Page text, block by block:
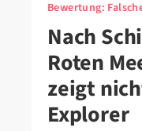
Bewertung:
Nach
Roten
zeigt
Explorer